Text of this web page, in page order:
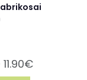
11.90€